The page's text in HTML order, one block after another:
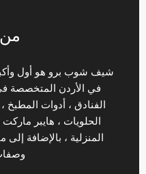
شيف شوب برو هو أول
في الأردن المتخصصة
الفنادق ، أدوات
الحلويات ، هايبر
المنزلية ، بالإضافة